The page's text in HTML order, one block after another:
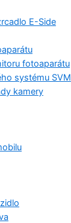
E-Side
fotoaparátu
systému SVM
kamery